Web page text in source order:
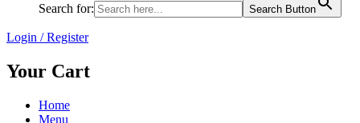
Search for: Search Button
Login / Register
Your Cart
Home
Menu